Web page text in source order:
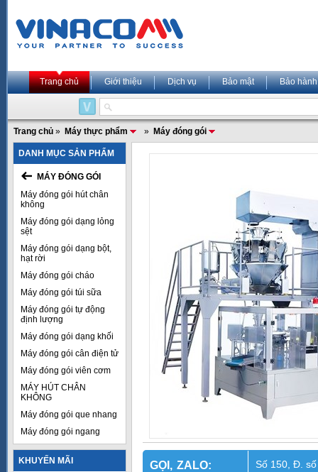
Trang chủ Giới thiệu Dịch vụ Bảo mật Bảo hành
Trang chủ » Máy thực phẩm » Máy đóng gói
DANH MỤC SẢN PHẨM
MÁY ĐÓNG GÓI
Máy đóng gói hút chân
không
Máy đóng gói dạng lỏng
sệt
Máy đóng gói dạng bột,
hạt rời
Máy đóng gói cháo
Máy đóng gói túi sữa
Máy đóng gói tự động
định lượng
Máy đóng gói dạng khối
Máy đóng gói cân điện tử
Máy đóng gói viên cơm
MÁY HÚT CHÂN
KHÔNG
Máy đóng gói que nhang
Máy đóng gói ngang
KHUYẾN MÃI GỌI, ZALO:
Số 150, Đ.